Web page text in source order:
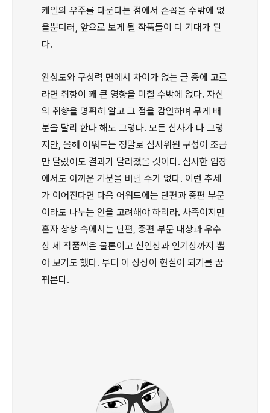
케일의 우주를 다룬다는 점에서 손꼽을 수밖에 없
을뿐더러, 앞으로 보게 될 작품들이 더 기대가 된
다.
완성도와 구성력 면에서 차이가 없는 글 중에 고르
라면 취향이 꽤 큰 영향을 미칠 수밖에 없다. 자신
의 취향을 명확히 알고 그 점을 감안하며 무게 배
분을 달리 한다 해도 그렇다. 모든 심사가 다 그렇
지만, 올해 어워드는 정말로 심사위원 구성이 조금
만 달랐어도 결과가 달라졌을 것이다. 심사한 입장
에서도 아까운 기분을 버릴 수가 없다. 이런 추세
가 이어진다면 다음 어워드에는 단편과 중편 부문
이라도 나누는 안을 고려해야 하리라. 사족이지만
혼자 상상 속에서는 단편, 중편 부문 대상과 우수
상 세 작품씩은 물론이고 신인상과 인기상까지 뽑
아 보기도 했다. 부디 이 상상이 현실이 되기를 꿈
꿔본다.